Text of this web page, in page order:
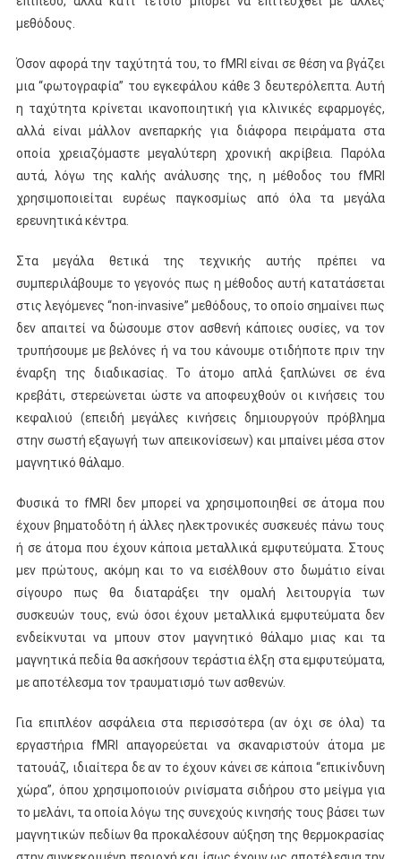
μεθόδους.
Όσον αφορά την ταχύτητά του, το fMRI είναι σε θέση να βγάζει
μια “φωτογραφία” του εγκεφάλου κάθε 3 δευτερόλεπτα. Αυτή
η ταχύτητα κρίνεται ικανοποιητική για κλινικές εφαρμογές,
αλλά είναι μάλλον ανεπαρκής για διάφορα πειράματα στα
οποία χρειαζόμαστε μεγαλύτερη χρονική ακρίβεια. Παρόλα
αυτά, λόγω της καλής ανάλυσης της, η μέθοδος του fMRI
χρησιμοποιείται ευρέως παγκοσμίως από όλα τα μεγάλα
ερευνητικά κέντρα.
Στα μεγάλα θετικά της τεχνικής αυτής πρέπει να
συμπεριλάβουμε το γεγονός πως η μέθοδος αυτή κατατάσεται
στις λεγόμενες “non-invasive” μεθόδους, το οποίο σημαίνει πως
δεν απαιτεί να δώσουμε στον ασθενή κάποιες ουσίες, να τον
τρυπήσουμε με βελόνες ή να του κάνουμε οτιδήποτε πριν την
έναρξη της διαδικασίας. Το άτομο απλά ξαπλώνει σε ένα
κρεβάτι, στερεώνεται ώστε να αποφευχθούν οι κινήσεις του
κεφαλιού (επειδή μεγάλες κινήσεις δημιουργούν πρόβλημα
στην σωστή εξαγωγή των απεικονίσεων) και μπαίνει μέσα στον
μαγνητικό θάλαμο.
Φυσικά το fMRI δεν μπορεί να χρησιμοποιηθεί σε άτομα που
έχουν βηματοδότη ή άλλες ηλεκτρονικές συσκευές πάνω τους
ή σε άτομα που έχουν κάποια μεταλλικά εμφυτεύματα. Στους
μεν πρώτους, ακόμη και το να εισέλθουν στο δωμάτιο είναι
σίγουρο πως θα διαταράξει την ομαλή λειτουργία των
συσκευών τους, ενώ όσοι έχουν μεταλλικά εμφυτεύματα δεν
ενδείκνυται να μπουν στον μαγνητικό θάλαμο μιας και τα
μαγνητικά πεδία θα ασκήσουν τεράστια έλξη στα εμφυτεύματα,
με αποτέλεσμα τον τραυματισμό των ασθενών.
Για επιπλέον ασφάλεια στα περισσότερα (αν όχι σε όλα) τα
εργαστήρια fMRI απαγορεύεται να σκαναριστούν άτομα με
τατουάζ, ιδιαίτερα δε αν το έχουν κάνει σε κάποια “επικίνδυνη
χώρα”, όπου χρησιμοποιούν ρινίσματα σιδήρου στο μείγμα για
το μελάνι, τα οποία λόγω της συνεχούς κινησής τους βάσει των
μαγνητικών πεδίων θα προκαλέσουν αύξηση της θερμοκρασίας